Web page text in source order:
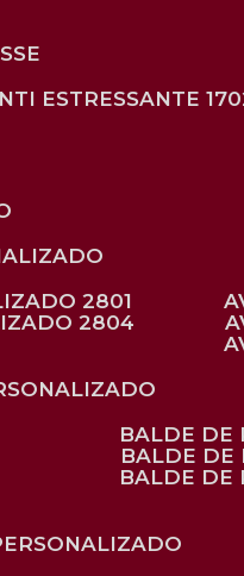
ESTRESSANTE
2801
2804
BALDE
BALDE
BALDE